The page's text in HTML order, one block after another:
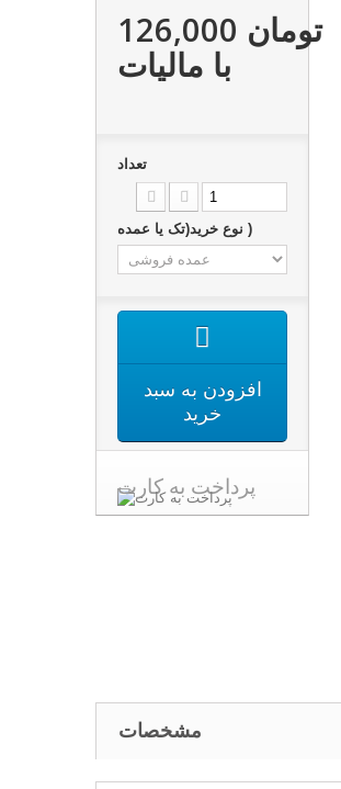
126,000 تومان
با ماليات
تعداد
نوع خرید(تک یا عمده )
افزودن به سبد
خرید
پرداخت به کارت
مشخصات